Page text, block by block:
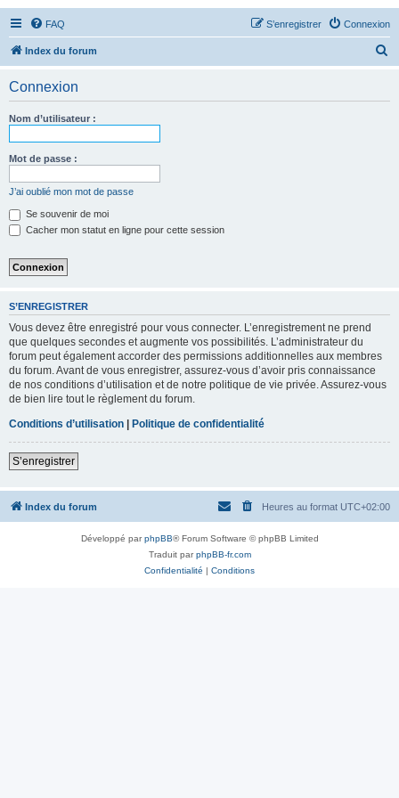
FAQ Connexion
S’enregistrer
Index du forum
Connexion
Nom d’utilisateur :
Mot de passe :
J’ai oublié mon mot de passe
Se souvenir de moi
Cacher mon statut en ligne pour cette session
S’ENREGISTRER
Vous devez être enregistré pour vous connecter. L’enregistrement ne prend
que quelques secondes et augmente vos possibilités. L’administrateur du
forum peut également accorder des permissions additionnelles aux membres
du forum. Avant de vous enregistrer, assurez-vous d’avoir pris connaissance
de nos conditions d’utilisation et de notre politique de vie privée. Assurez-vous
de bien lire tout le règlement du forum.
Conditions d’utilisation | Politique de confidentialité
S’enregistrer
Index du forum Heures au format UTC+02:00
Développé parphpBB® Forum Software © phpBB Limited
Traduit parphpBB-fr.com
Confidentialité | Conditions